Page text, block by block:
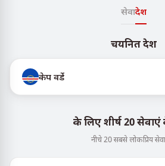
सेवादेश
चयनित देश
केप वर्डे
के लिए शीर्ष 20 सेवाएं
नीचे 20 सबसे लोकप्रिय